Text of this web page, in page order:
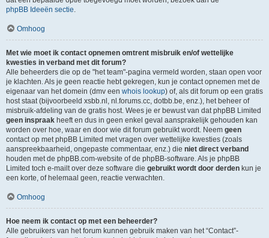
phpBB Ideeën sectie
Omhoog
Met wie moet ik contact opnemen omtrent misbruik en/of wettelijke
kwesties in verband met dit forum?
Alle beheerders die op de "het team"-pagina vermeld worden, staan open voor
je klachten. Als je geen reactie hebt gekregen, kun je contact opnemen met de
eigenaar van het domein (dmv een whois lookup) of, als dit forum op een gratis
host staat (bijvoorbeeld xsbb.nl, nl.forums.cc, dotbb.be, enz.), het beheer of
misbruik-afdeling van de gratis host. Wees je er bewust van dat phpBB Limited
geen inspraak heeft en dus in geen enkel geval aansprakelijk gehouden kan
worden over hoe, waar en door wie dit forum gebruikt wordt. Neem geen
contact op met phpBB Limited met vragen over wettelijke kwesties (zoals
aanspreekbaarheid, ongepaste commentaar, enz.) die niet direct verband
houden met de phpBB.com-website of de phpBB-software. Als je phpBB
Limited toch e-mailt over deze software die gebruikt wordt door derden kun je
een korte, of helemaal geen, reactie verwachten.
Omhoog
Hoe neem ik contact op met een beheerder?
Alle gebruikers van het forum kunnen gebruik maken van het “Contact”-